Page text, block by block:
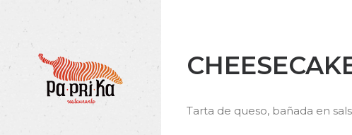
Tarta de queso, bañada en